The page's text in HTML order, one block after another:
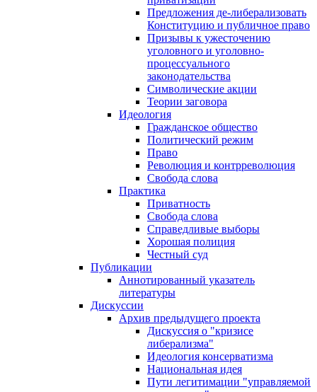
Предложения де-либерализовать
Конституцию и публичное право
Призывы к ужесточению
уголовного и уголовно-
процессуального
законодательства
Символические акции
Теории заговора
Идеология
Гражданское общество
Политический режим
Право
Революция и контрреволюция
Свобода слова
Практика
Приватность
Свобода слова
Справедливые выборы
Хорошая полиция
Честный суд
Публикации
Аннотированный указатель
литературы
Дискуссии
Архив предыдущего проекта
Дискуссия о "кризисе
либерализма"
Идеология консерватизма
Национальная идея
Пути легитимации "управляемой